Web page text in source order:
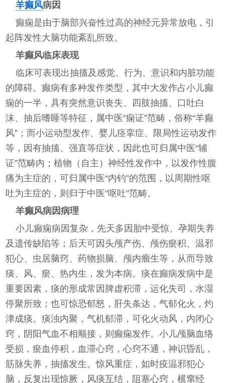
羊癫风病因
癫痫是由于脑部兴奋性过高的神经元异常放电，引
起阵发性大脑功能紊乱所致。
羊癫风临床表现
临床可表现出抽搐及感觉、行为、意识和内脏功能
的障碍。癫病有多种发作类型，其中大发作占小儿癫
痫的一半，具有突然意识丧失、四肢抽搐、口吐白
沫、抽后嗜睡等特征，属中医“痫证”范畴，俗称“羊癫
风”；而小运动型发作、婴儿痉挛症、限局性运动发作
等，因有抽搐、强直等症状，因此也可归属中医“辅
证”范畴内；植物（自主）神经性发作中，以发作性腹
痛为主症的，可归属中医“内钓”的范围，以周期性呕
吐为主症的，则归于中医“呕吐”范畴。
羊癫风病因病理
小儿癫痫病因复杂，先天多因胎中受惊、孕期失养
及遗传缺陷等；后天可因头颅产伤、颅伤瘀积、温邪
犯心、虫居脑窍、药物损脑、颅内瘤生等，从而导致
痰、风、瘀、热内生，发为本病。痰在癫病发病中是
重要因素，痰的形成常因脾虚积滞，运化失司，水湿
停聚所致；也可惊恐郁怒，肝失条达，气郁化火，灼
津成痰。痰浊内聚，气机郁滞，可化火动风，内闭心
窍，阴阳气血不相顺接，则癫痫发作。小儿颅脑血络
受损，瘀血停积，血滞心窍，心窍不通，神识昏乱，
筋脉失养，抽搐发生。惊风重症，如时疫温邪犯心
脑，反复出现惊厥，风痰互结，阻塞心窍，横窜经